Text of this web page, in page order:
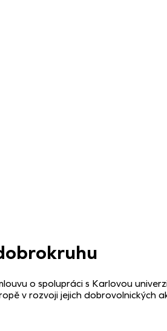
o spolupráci s Karlovou
v rozvoji jejich dobrovolnických